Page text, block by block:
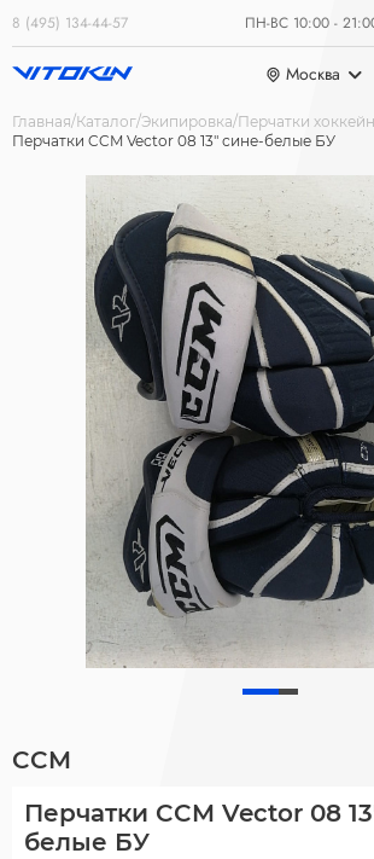
8 (495) 134-44-57 ПН-ВС 10:00 -
Москва
Главная Каталог Экипировка Перчатки
Перчатки CCM Vector 08 13" сине-белые БУ
CCM
Перчатки CCM Vector 08
белые БУ